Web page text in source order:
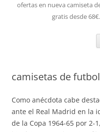
ofertas en nueva camiseta
gratis desde
camisetas de
Como anécdota cabe
ante el Real Madrid en la
de la Copa 1964-65 por 2-